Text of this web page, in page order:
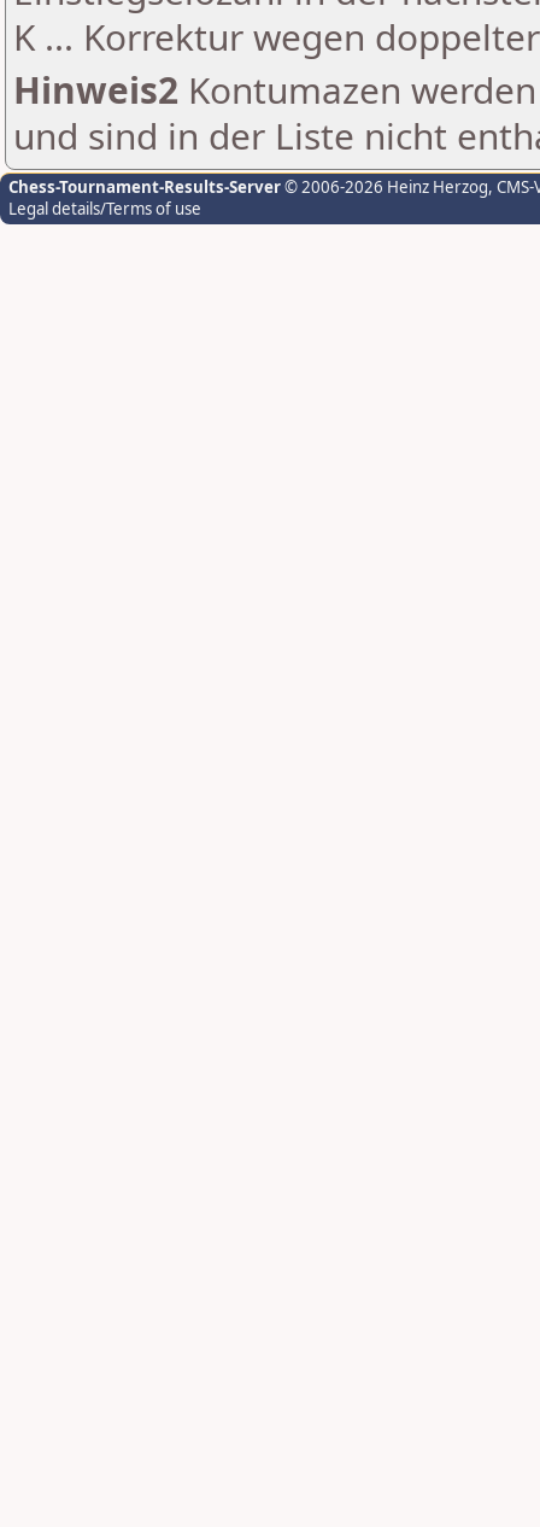
K ... Korrektur wegen
Hinweis2 Kontumazen
und sind in der Liste nicht
Chess-Tournament-Results-Server© 2006-2026 Heinz Herzog,
Legal details/Terms of use